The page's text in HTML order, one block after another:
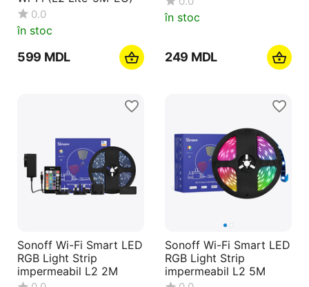
0.0
în stoc
‍599‍ MDL
în stoc
‍249‍ MDL
Sonoff Wi-Fi Smart LED
RGB Light Strip
impermeabil L2 2M
Sonoff Wi-Fi Smart LED
RGB Light Strip
impermeabil L2 5M